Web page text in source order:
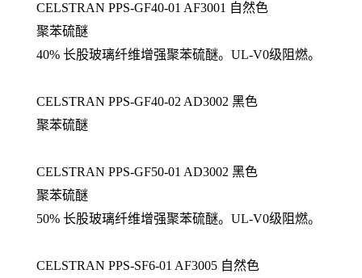
CELSTRAN PPS-GF40-01 AF3001 自然色
聚苯硫醚
40% 长股玻璃纤维增强聚苯硫醚。UL-V0级阻燃。
CELSTRAN PPS-GF40-02 AD3002 黑色
聚苯硫醚
CELSTRAN PPS-GF50-01 AD3002 黑色
聚苯硫醚
50% 长股玻璃纤维增强聚苯硫醚。UL-V0级阻燃。
CELSTRAN PPS-SF6-01 AF3005 自然色